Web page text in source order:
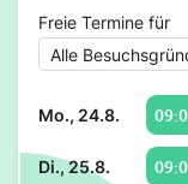
Freie Termine für
Mo., 24.8.
Di., 25.8.